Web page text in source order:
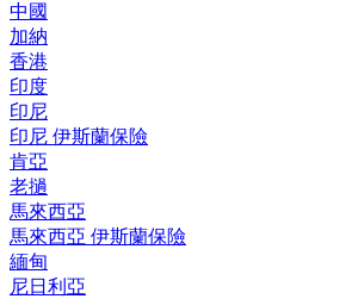
中國
加納
香港
印度
印尼
印尼 伊斯蘭保險
肯亞
老撾
馬來西亞
馬來西亞 伊斯蘭保險
緬甸
尼日利亞